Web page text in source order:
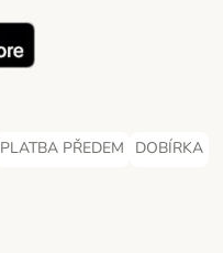
Method
Payment Method
PLATBA PŘEDEM
PLATBA PŘEDEM Payment
DOBÍRKA
DOBÍRKA
Method